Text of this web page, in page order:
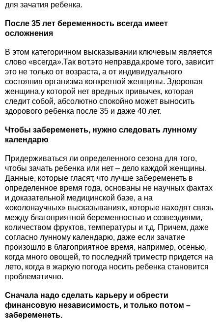
для зачатия ребенка.
После 35 лет беременность всегда имеет
осложнения
В этом категоричном высказывании ключевым является
слово «всегда».Так вот,это неправда,кроме того, зависит
это не только от возраста, а от индивидуального
состояния организма конкретной женщины. Здоровая
женщина,у которой нет вредных привычек, которая
следит собой, абсолютно спокойно может выносить
здорового ребенка после 35 и даже 40 лет.
Чтобы забеременеть, нужно следовать лунному
календарю
Придерживаться ли определенного сезона для того,
чтобы зачать ребенка или нет – дело каждой женщины.
Данные, которые гласят, что лучше забеременеть в
определенное время года, основаны не научных фактах
и доказательной медицинской базе, а на
«околонаучных» высказываниях, которые находят связь
между благоприятной беременностью и созвездиями,
количеством фруктов, температуры и т.д. Причем, даже
согласно лунному календарю, даже если зачатие
произошло в благоприятное время, например, осенью,
когда много овощей, то последний триместр придется на
лето, когда в жаркую погода носить ребенка становится
проблематично.
Сначала надо сделать карьеру и обрести
финансовую независимость, и только потом –
забеременеть.